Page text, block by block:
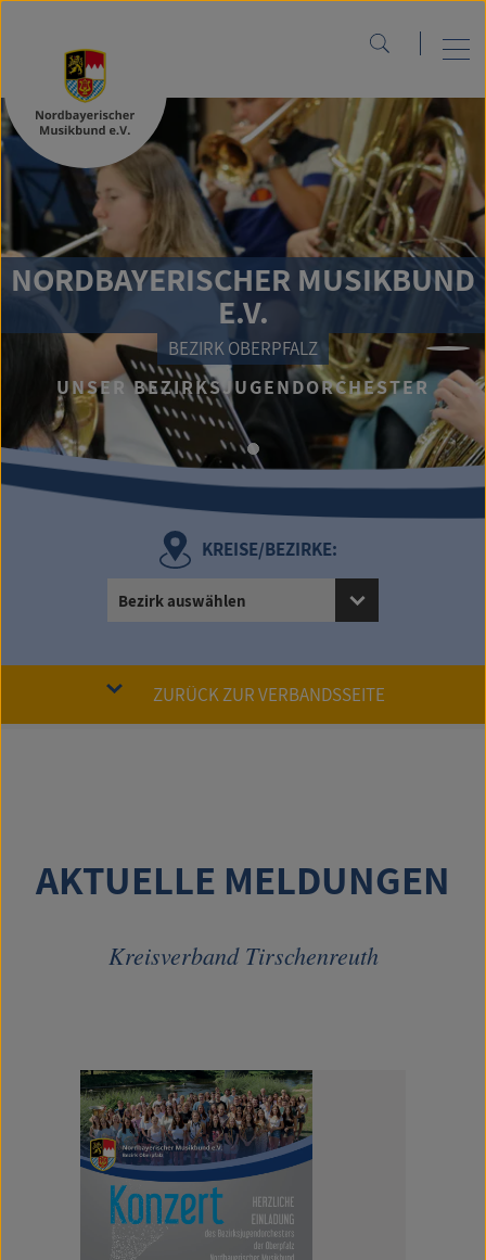
NORDBAYERISCHER MUSIKBUND
E.V.
BEZIRK OBERPFALZ
UNSER BEZIRKSJUGENDORCHESTER
KREISE/BEZIRKE:
Bezirk auswählen
ZURÜCK ZUR VERBANDSSEITE
AKTUELLE MELDUNGEN
Kreisverband Tirschenreuth